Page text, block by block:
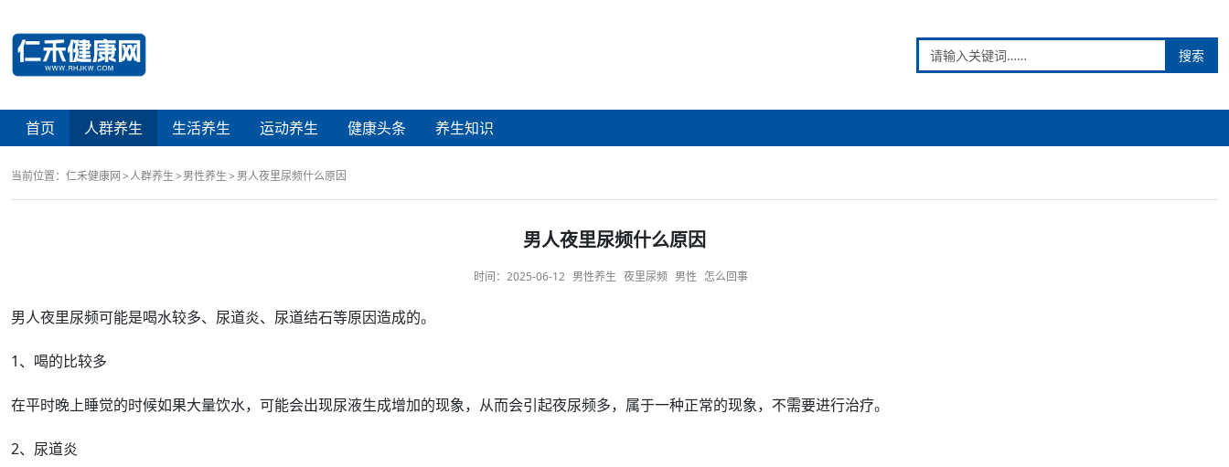
搜索
首页 人群养生 生活养生 运动养生 健康头条 养生知识
当前位置： 仁禾健康网 人群养生 男性养生 男人夜里尿频什么原因
男人夜里尿频什么原因
时间： 2025-06-12 男性养生 夜里尿频 男性 怎么回事
男人夜里尿频可能是喝水较多、 尿道炎、 尿道结石等原因造成的。
1、喝的比较多
在平时晚上睡觉的时候如果大量饮水，可能会出现尿液生成增加的现象，从而会引起夜尿频多，属于一种正常的现象，不需要进行治疗。
2、尿道炎